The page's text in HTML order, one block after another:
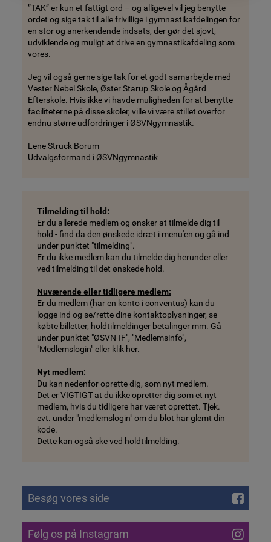
”TAK” er kun et fattigt ord – og alligevel vil jeg benytte
ordet og sige tak til alle frivillige i gymnastikafdelingen for
en stor og anerkendende indsats, der gør det sjovt,
udviklende og muligt at drive en gymnastikafdeling som
vores.
Jeg vil også gerne sige tak for et godt samarbejde med
Vester Nebel Skole, Øster Starup Skole og Ågård
Efterskole. Hvis ikke vi havde muligheden for at benytte
faciliteterne på disse skoler, ville vi være stillet overfor
endnu større udfordringer i ØSVNgymnastik.
Lene Struck Borum
Udvalgsformand i ØSVNgymnastik
Tilmelding til hold:
Er du allerede medlem og ønsker at tilmelde dig til
hold - find da den ønskede idræt i menu'en og gå ind
under punktet "tilmelding".
Er du ikke medlem kan du tilmelde dig herunder eller
ved tilmelding til det ønskede hold.
Nuværende eller tidligere medlem:
Er du medlem (har en konto i conventus) kan du
logge ind og se/rette dine kontaktoplysninger, se
købte billetter, holdtilmeldinger betalinger mm. Gå
under punktet "ØSVN-IF", "Medlemsinfo",
"Medlemslogin" eller klik her.
Nyt medlem:
Du kan nedenfor oprette dig, som nyt medlem.
Det er VIGTIGT at du ikke opretter dig som et nyt
medlem, hvis du tidligere har været oprettet. Tjek.
evt. under "medlemslogin" om du blot har glemt din
kode.
Dette kan også ske ved holdtilmelding.
Besøg vores side
Følg os på Instagram